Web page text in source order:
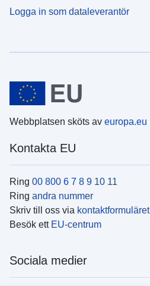
Logga in som dataleverantör
Webbplatsen sköts av europa.eu
Kontakta EU
Ring 00 800 6 7 8 9 10 11
Ring andra nummer
Skriv till oss via kontaktformuläret
Besök ett EU-centrum
Sociala medier